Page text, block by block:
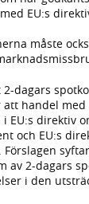
EU:s
måste
dagars
handel
EU:s direktiv
och EU:s
av 2-dagars
i den